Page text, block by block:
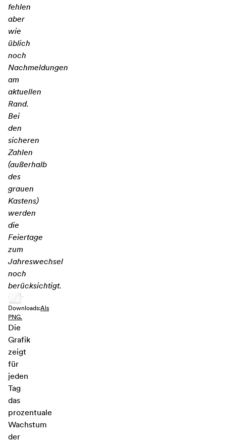
fehlen
aber
wie
üblich
noch
Nachmeldungen
am
aktuellen
Rand.
Bei
den
sicheren
Zahlen
(außerhalb
des
grauen
Kastens)
werden
die
Feiertage
zum
Jahreswechsel
noch
berücksichtigt.
Downloads:Als
PNG.
Die
Grafik
zeigt
für
jeden
Tag
das
prozentuale
Wachstum
der